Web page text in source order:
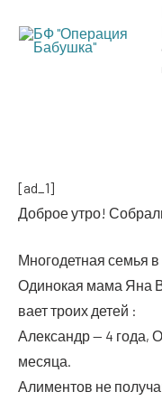
[ad_1]
Доб­рое утро!
Мно­го­дет­ная семья
Оди­но­кая мама Яна
ва­ет тро­их детей :
Алек­сандр — 4 года,
месяца.
Али­мен­тов не